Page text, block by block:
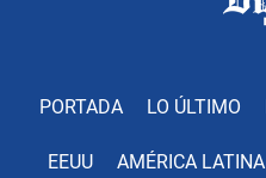
PORTADA LO ÚLTIMO
EEUU AMÉRICA LATINA